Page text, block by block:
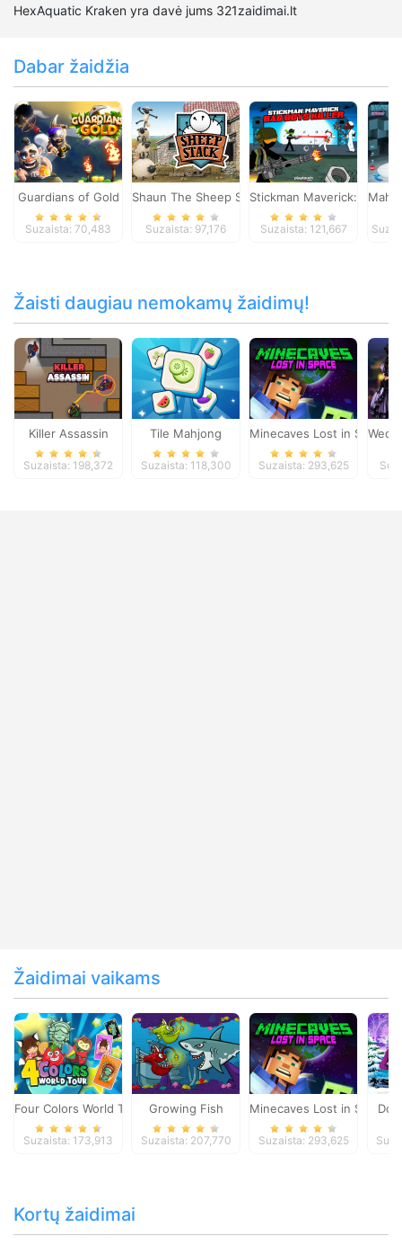
HexAquatic Kraken yra davė jums 321zaidimai.lt
Dabar žaidžia
Guardians of Gold
Suzaista: 70,483
Shaun The Sheep Sheep Stack
Suzaista: 97,176
Stickman Maverick: Bad
Suzaista: 121,667
Žaisti daugiau nemokamų žaidimų!
Killer Assassin
Suzaista: 198,372
Tile Mahjong
Suzaista: 118,300
Minecaves Lost in Space
Suzaista: 293,625
Žaidimai vaikams
Four Colors World Tour
Suzaista: 173,913
Growing Fish
Suzaista: 207,770
Minecaves Lost in Space
Suzaista: 293,625
Kortų žaidimai